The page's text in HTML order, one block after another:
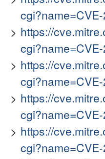
https://
https://
https://
https://